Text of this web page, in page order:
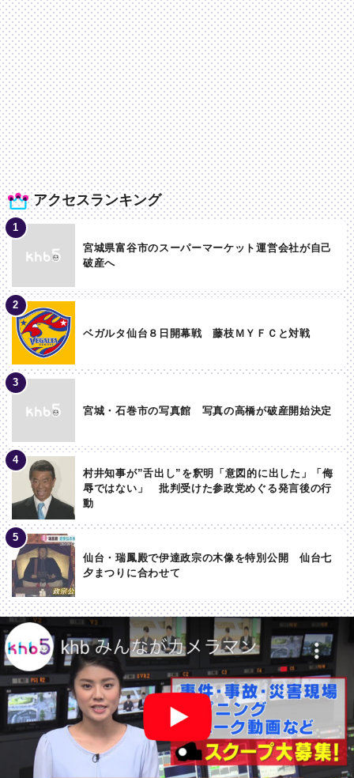
アクセスランキング
宮城県富谷市のスーパーマーケット運営会社が自己
破産へ
ベガルタ仙台８日開幕戦 藤枝ＭＹＦＣと対戦
宮城・石巻市の写真館 写真の高橋が破産開始決定
村井知事が”舌出し”を釈明「意図的に出した」「侮
辱ではない」 批判受けた参政党めぐる発言後の行
動
仙台・瑞鳳殿で伊達政宗の木像を特別公開 仙台七
夕まつりに合わせて